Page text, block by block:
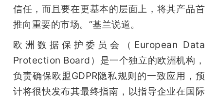
信任，而且要在更基本的层面上，将其产品首
推向重要的市场。”基兰说道。
欧洲数据保护委员会（European Data
Protection Board）是一个独立的欧洲机构，
负责确保欧盟GDPR隐私规则的一致应用，预
计将很快发布其最终指南，以指导企业在国际